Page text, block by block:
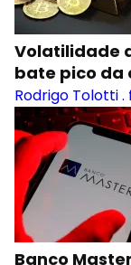
Volatilidade
bate pico da
Rodrigo Tolotti.
Banco